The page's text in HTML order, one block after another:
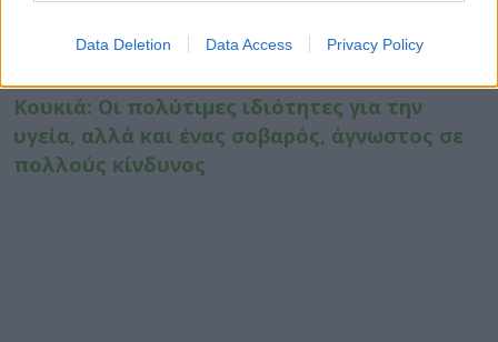
Data Deletion Data Access Privacy Policy
Τα καλύτερα ψάρια για την υγεία: Πρωτεΐνες,
Κουκιά: Οι πολύτιμες ιδιότητες για την
υγεία, αλλά και ένας σοβαρός, άγνωστος σε
πολλούς κίνδυνος